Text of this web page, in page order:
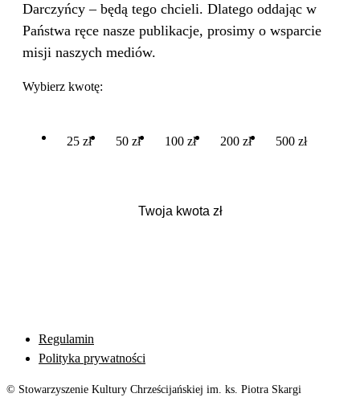
Darczyńcy – będą tego chcieli. Dlatego oddając w
Państwa ręce nasze publikacje, prosimy o wsparcie
misji naszych mediów.
Wybierz kwotę:
25 zł 50 zł 100 zł 200 zł 500 zł
Regulamin
Polityka prywatności
© Stowarzyszenie Kultury Chrześcijańskiej im. ks. Piotra Skargi